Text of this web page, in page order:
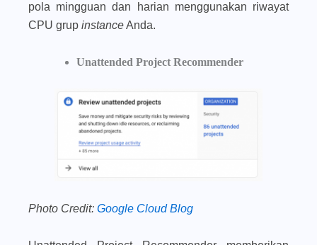
pola mingguan dan harian menggunakan riwayat
CPU grup instanceAnda.
Unattended Project Recommender
Photo Credit: Google Cloud Blog